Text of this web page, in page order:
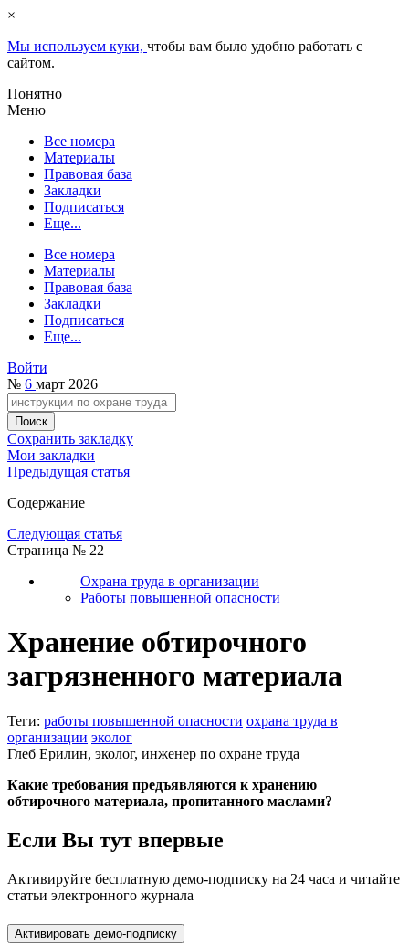
×
Мы используем куки, чтобы вам было удобно работать с
сайтом.
Понятно
Меню
Все номера
Материалы
Правовая база
Закладки
Подписаться
Еще...
Все номера
Материалы
Правовая база
Закладки
Подписаться
Еще...
Войти
№ 6 март 2026
Сохранить закладку
Мои закладки
Предыдущая статья
Содержание
Следующая статья
Страница № 22
Охрана труда в организации
Работы повышенной опасности
Хранение обтирочного
загрязненного материала
Теги: работы повышенной опасности охрана труда в
организации эколог
Глеб Ерилин, эколог, инженер по охране труда
Какие требования предъявляются к хранению
обтирочного материала, пропитанного маслами?
Если Вы тут впервые
Активируйте бесплатную демо-подписку на 24 часа и читайте
статьи электронного журнала